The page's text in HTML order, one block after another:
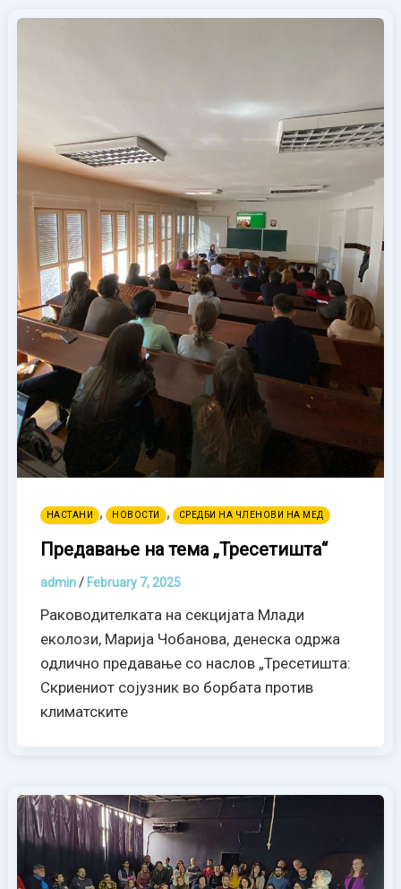
НАСТАНИ , НОВОСТИ , СРЕДБИ НА ЧЛЕНОВИ НА МЕД
Предавање на тема „Тресетишта“
admin/ February 7, 2025
Раководителката на секцијата Млади
еколози, Марија Чобанова, денеска одржа
одлично предавање со наслов „Тресетишта:
Скриениот сојузник во борбата против
климатските